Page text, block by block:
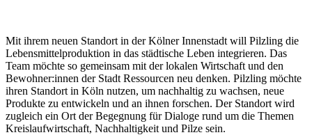
Mit ihrem neuen Standort in der Kölner Innenstadt will Pilzling die
Lebensmittelproduktion in das städtische Leben integrieren. Das
Team möchte so gemeinsam mit der lokalen Wirtschaft und den
Bewohner:innen der Stadt Ressourcen neu denken. Pilzling möchte
ihren Standort in Köln nutzen, um nachhaltig zu wachsen, neue
Produkte zu entwickeln und an ihnen forschen. Der Standort wird
zugleich ein Ort der Begegnung für Dialoge rund um die Themen
Kreislaufwirtschaft, Nachhaltigkeit und Pilze sein.